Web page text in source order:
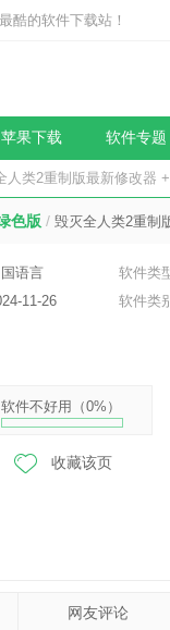
酷的软件下载站！
苹果下载 软件专题
人类2重制版最新修改器
色版 / 毁灭全人类2重制
语言 软件类
11-26 软件类
软件不好用（0% ）
收藏该页
网友评论